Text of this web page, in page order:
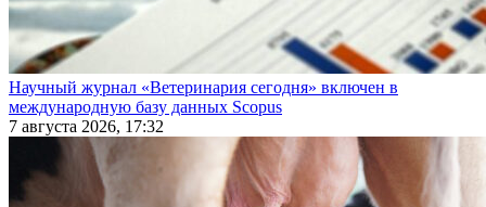
Научный журнал «Ветеринария сегодня» включен в
международную базу данных Scopus
7 августа 2026, 17:32